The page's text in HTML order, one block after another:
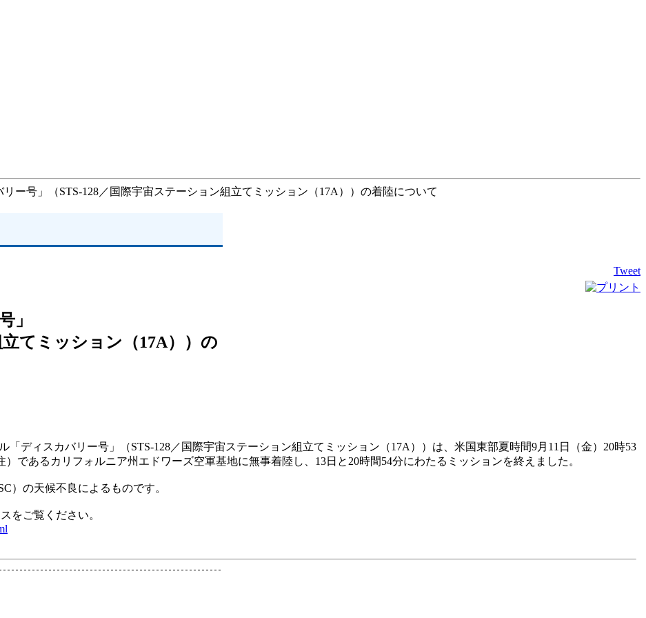
ー号」（STS-128／国際宇宙ステーション組立てミッション（17A））の着陸について
Tweet
」
立てミッション（17A））の
ディスカバリー号」（STS-128／国際宇宙ステーション組立てミッション（17A））は、米国東部夏時間9月11日（金）20時53
であるカリフォルニア州エドワーズ空軍基地に無事着陸し、13日と20時間54分にわたるミッションを終えました。
）の天候不良によるものです。
をご覧ください。